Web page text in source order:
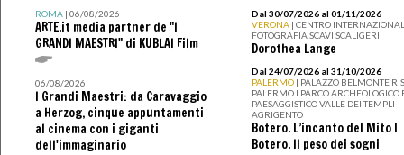
ROMA| 06/08/2026
ARTE.it media partner de "I
GRANDI MAESTRI" di KUBLAI Film
06/08/2026
I Grandi Maestri: da Caravaggio
a Herzog, cinque appuntamenti
al cinema con i giganti
dell'immaginario
Dal 30/07/2026 al 01/11/2026
VERONA | CENTRO
FOTOGRAFIA SCAVI SCALIGERI
Dorothea Lange
Dal 24/07/2026 al 31/10/2026
PALERMO | PALAZZO BELMONTE
PALERMO I PARCO ARCHEOLOGICO
PAESAGGISTICO VALLE DEI TEMPLI -
AGRIGENTO
Botero. L’incanto del Mito I
Botero. Il peso dei sogni